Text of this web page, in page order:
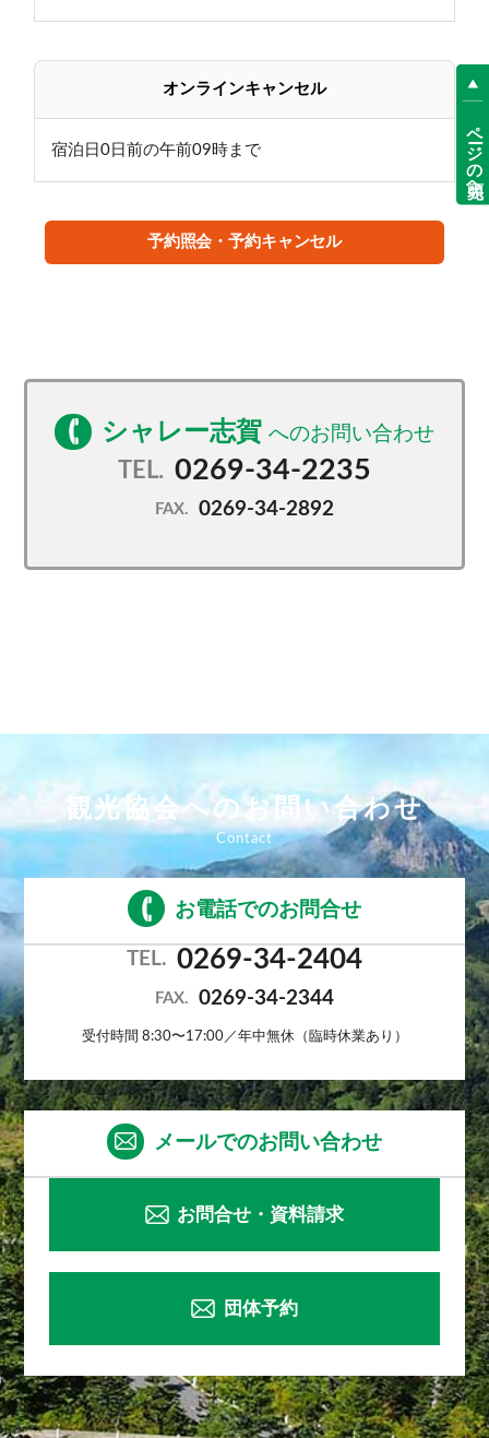
皮膚を乳化し素肌をきれいにする作用などがございま
●クラフトビアパブ「SNOW KING」
た日本酒、ジャパニーズウイスキー、ワインをご用
意。
・営業：冬季のみ(12月中旬OPEN予定、不定休)
●レンタルショップ「HEAD Sports Station CHALET
「HEAD」の高性能スキー、スノーボード、ブーツ、
オンラインキャンセル
宿泊日0日前の午前09時まで
予約照会・予約キャンセル
シャレー志賀
TEL. 0269-34-2235
FAX. 0269-34-2892
観光協会へのお問い合わせ
お電話でのお問合せ
TEL. 0269-34-2404
FAX. 0269-34-2344
受付時間 8:30〜17:00／年中無休（臨時休業あり）
メールでのお問い合わせ
お問合せ・資料請求
団体予約
ページの先頭へ